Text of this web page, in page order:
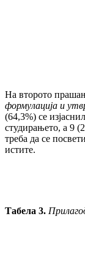
На второто
формулација и
(64,3%) се
студирањето, а 9
треба да се
истите.
Табела 3.